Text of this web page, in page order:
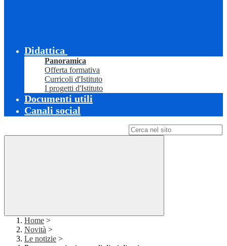
Didattica
Panoramica
Offerta formativa
Curricoli d'Istituto
I progetti d'Istituto
Documenti utili
Canali social
Home >
Novità >
Le notizie >